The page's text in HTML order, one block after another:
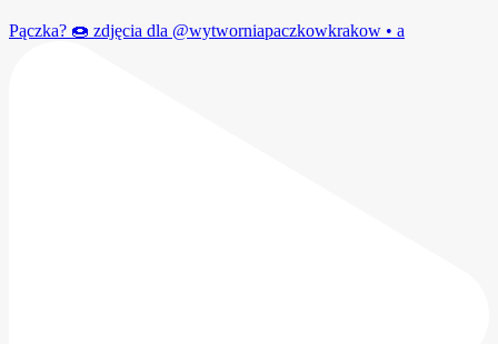
Pączka? 🍩 zdjęcia dla @wytworniapaczkowkrakow • a